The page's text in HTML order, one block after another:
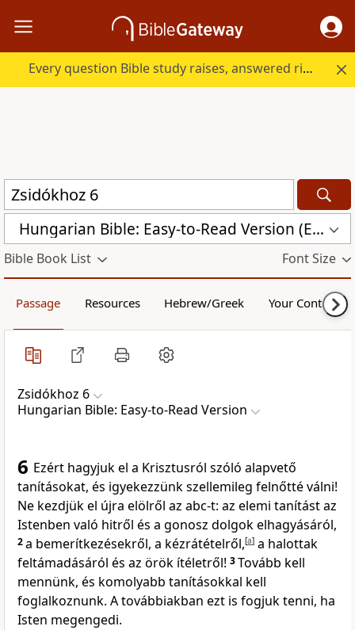
Every question Bible study raises, answered right here.
Hungarian Bible: Easy-to-Read Version (ERV-HU)
Bible Book List Font Size
Passage Resources Hebrew/Greek Your Content
Zsidókhoz 6
Hungarian Bible: Easy-to-Read Version
6 Ezért hagyjuk el a Krisztusról szóló alapvető
tanításokat, és igyekezzünk szellemileg felnőtté válni!
Ne kezdjük el újra elölről az abc-t: az elemi tanítást az
Istenben való hitről és a gonosz dolgok elhagyásáról,
2a bemerítkezésekről, a kézrátételről,[a] a halottak
feltámadásáról és az örök ítéletről! 3Tovább kell
mennünk, és komolyabb tanításokkal kell
foglalkoznunk. A továbbiakban ezt is fogjuk tenni, ha
Isten megengedi.